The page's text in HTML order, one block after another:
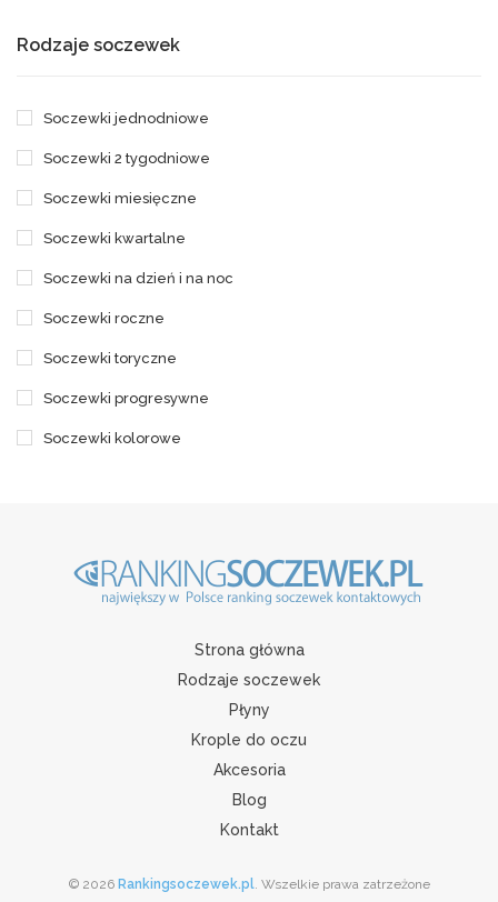
Rodzaje soczewek
Soczewki jednodniowe
Soczewki 2 tygodniowe
Soczewki miesięczne
Soczewki kwartalne
Soczewki na dzień i na noc
Soczewki roczne
Soczewki toryczne
Soczewki progresywne
Soczewki kolorowe
Strona główna
Rodzaje soczewek
Płyny
Krople do oczu
Akcesoria
Blog
Kontakt
© 2026 Rankingsoczewek.pl. Wszelkie prawa zatrzeżone